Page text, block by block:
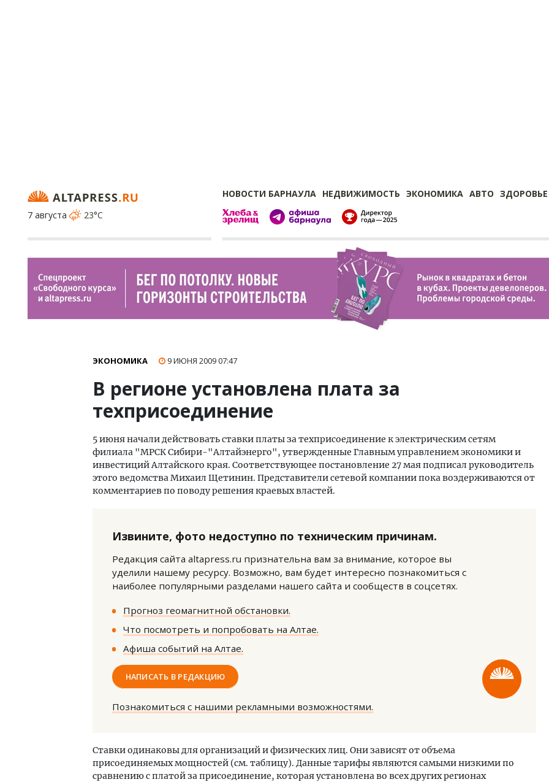
НОВОСТИ БАРНАУЛА НЕДВИЖИМОСТЬ ЭКОНОМИКА АВТО ЗДОРОВЬЕ
7 августа
23°C
ЭКОНОМИКА 9 ИЮНЯ 200907:47
В регионе установлена плата за
техприсоединение
5 июня начали действовать ставки платы за техприсоединение к электрическим сетям
филиала "МРСК Сибири-"Алтайэнерго", утвержденные Главным управлением экономики и
инвестиций Алтайского края. Соответствующее постановление 27 мая подписал руководитель
этого ведомства Михаил Щетинин. Представители сетевой компании пока воздерживаются от
комментариев по поводу решения краевых властей.
Извините, фото недоступно по техническим причинам.
Редакция сайта altapress.ru признательна вам за внимание, которое вы
уделили нашему ресурсу. Возможно, вам будет интересно познакомиться с
наиболее популярными разделами нашего сайта и сообществ в соцсетях.
Прогноз геомагнитной обстановки.
Что посмотреть и попробовать на Алтае.
Афиша событий на Алтае.
НАПИСАТЬ В РЕДАКЦИЮ
Познакомиться с нашими рекламными возможностями.
Ставки одинаковы для организаций и физических лиц. Они зависят от объема
присоединяемых мощностей (см. таблицу). Данные тарифы являются самыми низкими по
сравнению с платой за присоединение, которая установлена во всех других регионах
Архитектурный код начинается с
земли. Мощение крупноформатными
плитами становится новым
стандартом благоустройства
СТРОИТЕЛЬСТВО
штормит
Генеральный директор
ЗИАС — об эстетике
трендах в фасадах и